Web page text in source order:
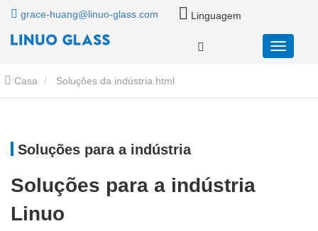
grace-huang@linuo-glass.com Linguagem
Casa Soluções da indústria.html
Soluções para a indústria
Soluções para a indústria
Linuo